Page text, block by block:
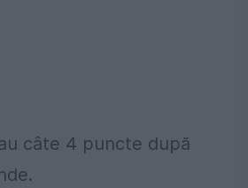
câte 4 puncte după